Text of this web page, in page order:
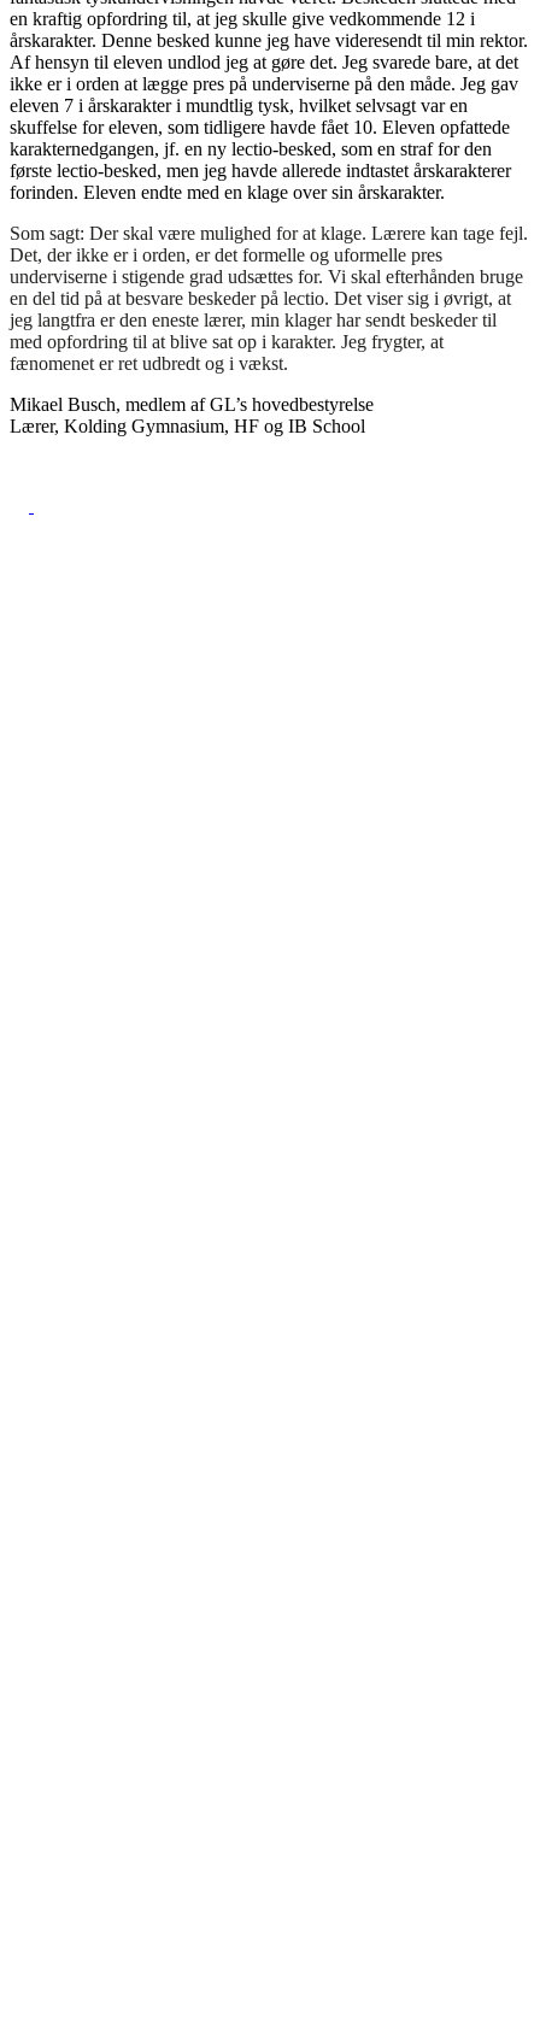
en kraftig opfordring til, at jeg skulle give vedkommende 12 i
årskarakter. Denne besked kunne jeg have videresendt til min rektor.
Af hensyn til eleven undlod jeg at gøre det. Jeg svarede bare, at det
ikke er i orden at lægge pres på underviserne på den måde. Jeg gav
eleven 7 i årskarakter i mundtlig tysk, hvilket selvsagt var en
skuffelse for eleven, som tidligere havde fået 10. Eleven opfattede
karakternedgangen, jf. en ny lectio-besked, som en straf for den
første lectio-besked, men jeg havde allerede indtastet årskarakterer
forinden. Eleven endte med en klage over sin årskarakter.
Som sagt: Der skal være mulighed for at klage. Lærere kan tage fejl.
Det, der ikke er i orden, er det formelle og uformelle pres
underviserne i stigende grad udsættes for. Vi skal efterhånden bruge
en del tid på at besvare beskeder på lectio. Det viser sig i øvrigt, at
jeg langtfra er den eneste lærer, min klager har sendt beskeder til
med opfordring til at blive sat op i karakter. Jeg frygter, at
fænomenet er ret udbredt og i vækst.
Mikael Busch, medlem af GL’s hovedbestyrelse
Lærer, Kolding Gymnasium, HF og IB School